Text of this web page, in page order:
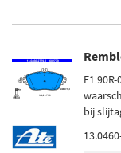
E1
bij